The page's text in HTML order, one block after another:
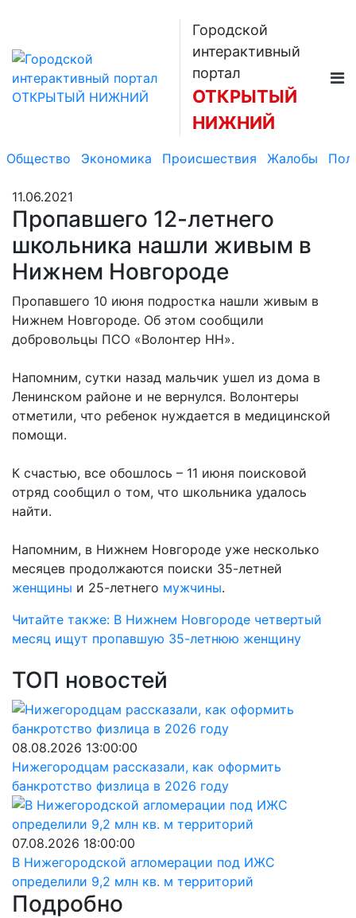
Городской
интерактивный
портал
ОТКРЫТЫЙ
НИЖНИЙ
Общество Экономика Происшествия Жалобы
11.06.2021
Пропавшего 12-летнего
школьника нашли живым в
Нижнем Новгороде
Пропавшего 10 июня подростка нашли живым в
Нижнем Новгороде. Об этом сообщили
добровольцы ПСО «Волонтер НН».
Напомним, сутки назад мальчик ушел из дома в
Ленинском районе и не вернулся. Волонтеры
отметили, что ребенок нуждается в медицинской
помощи.
К счастью, все обошлось – 11 июня поисковой
отряд сообщил о том, что школьника удалось
найти.
Напомним, в Нижнем Новгороде уже несколько
месяцев продолжаются поиски 35-летней
женщины и 25-летнего мужчины.
Читайте также: В Нижнем Новгороде четвертый
месяц ищут пропавшую 35-летнюю женщину
ТОП новостей
08.08.2026 13:00:00
Нижегородцам рассказали, как оформить
банкротство физлица в 2026 году
07.08.2026 18:00:00
В Нижегородской агломерации под ИЖС
определили 9,2 млн кв. м территорий
Подробно